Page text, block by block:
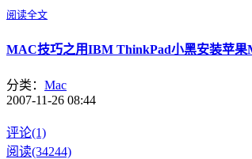
阅读全文
MAC技巧之用IBM ThinkPad小黑安装苹果
分类： Mac
2007-11-26 08:44
评论(1)
阅读(34244)